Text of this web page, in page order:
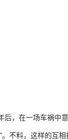
后，在一场车祸
不料，这样的互